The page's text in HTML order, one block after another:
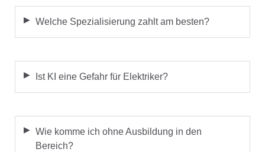
Welche Spezialisierung zahlt am besten?
Ist KI eine Gefahr für Elektriker?
Wie komme ich ohne Ausbildung in den
Bereich?